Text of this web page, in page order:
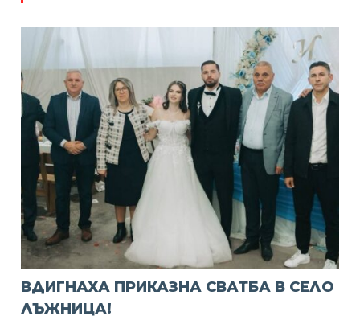
ВДИГНАХА ПРИКАЗНА СВАТБА В СЕЛО
ЛЪЖНИЦА!